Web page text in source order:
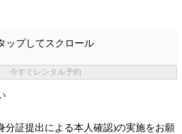
ップしてスクロール
今すぐレンタル予約
分証提出による本人確認)の実施をお願